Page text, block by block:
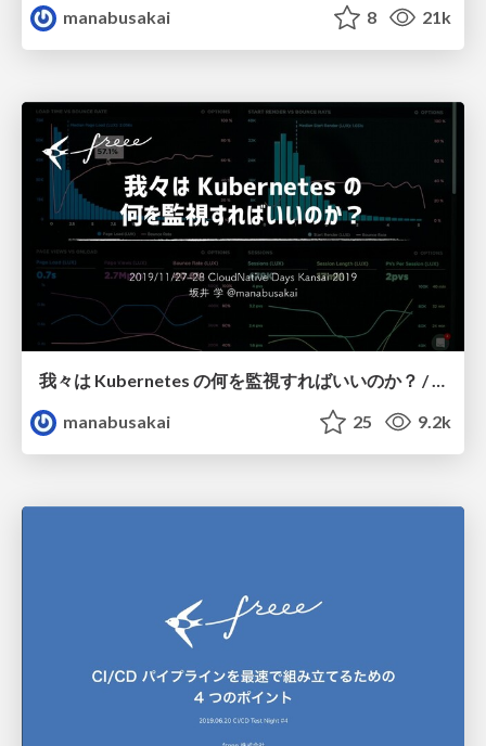
manabusakai
8 21k
我々は Kubernetes の何を監視すればいいのか？ / CloudNative Days Kansai 2019
manabusakai
25 9.2k